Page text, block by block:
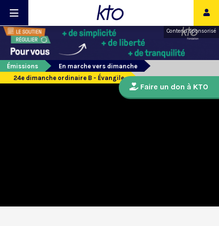
Contenu sponsorisé
Émissions
En marche vers dimanche
24e dimanche ordinaire B - Évangile
Faire un don à KTO